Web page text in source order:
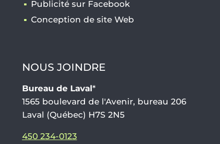
Publicité sur Facebook
Conception de site Web
NOUS JOINDRE
Bureau de Laval*
1565 boulevard de l'Avenir, bureau 206
Laval (Québec) H7S 2N5
450 234-0123